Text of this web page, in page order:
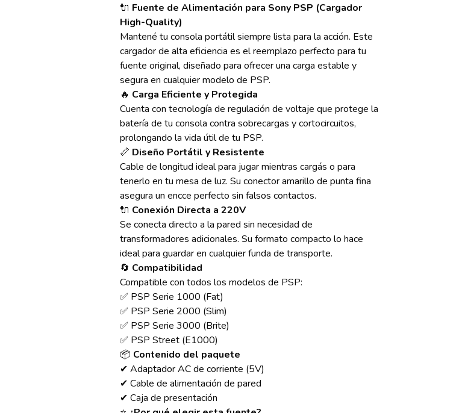
🔌 Fuente de Alimentación para Sony PSP (Cargador
High-Quality)
Mantené tu consola portátil siempre lista para la acción. Este
cargador de alta eficiencia es el reemplazo perfecto para tu
fuente original, diseñado para ofrecer una carga estable y
segura en cualquier modelo de PSP.
🔥 Carga Eficiente y Protegida
Cuenta con tecnología de regulación de voltaje que protege la
batería de tu consola contra sobrecargas y cortocircuitos,
prolongando la vida útil de tu PSP.
📏 Diseño Portátil y Resistente
Cable de longitud ideal para jugar mientras cargás o para
tenerlo en tu mesa de luz. Su conector amarillo de punta fina
asegura un encce perfecto sin falsos contactos.
🔌 Conexión Directa a 220V
Se conecta directo a la pared sin necesidad de
transformadores adicionales. Su formato compacto lo hace
ideal para guardar en cualquier funda de transporte.
🔄 Compatibilidad
Compatible con todos los modelos de PSP:
✅ PSP Serie 1000 (Fat)
✅ PSP Serie 2000 (Slim)
✅ PSP Serie 3000 (Brite)
✅ PSP Street (E1000)
📦 Contenido del paquete
✔ Adaptador AC de corriente (5V)
✔ Cable de alimentación de pared
✔ Caja de presentación